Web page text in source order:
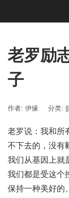
老罗励
子
作者: 伊缘 分类:
老罗说：我和所
不下去的，没有
我们从基因上就
我们都是受这个
保持一种美好的